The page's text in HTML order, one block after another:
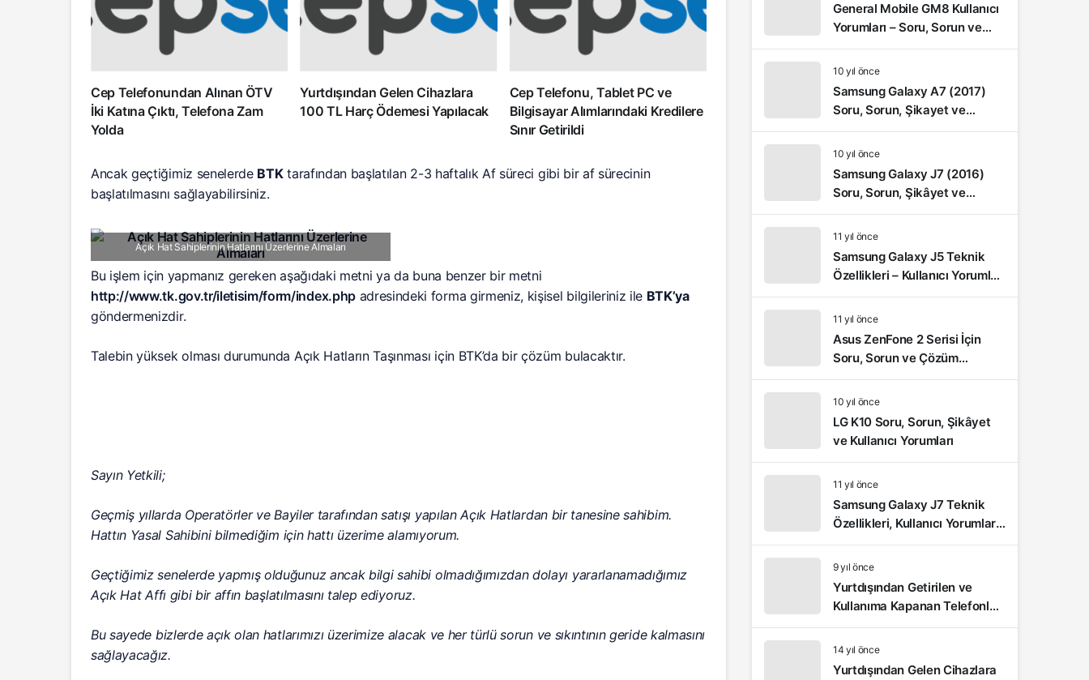
Cep Telefonundan Alınan ÖTV
İki Katına Çıktı, Telefona Zam
Yolda
Yurtdışından Gelen Cihazlara
100 TL Harç Ödemesi Yapılacak
Cep Telefonu, Tablet PC ve
Bilgisayar Alımlarındaki Kredilere
Sınır Getirildi
Ancak geçtiğimiz senelerde BTKtarafından başlatılan 2-3 haftalık Af süreci gibi bir af sürecinin
başlatılmasını sağlayabilirsiniz.
Açık Hat Sahiplerinin Hatlarını Üzerlerine Almaları
Bu işlem için yapmanız gereken aşağıdaki metni ya da buna benzer bir metni
http://www.tk.gov.tr/iletisim/form/index.phpadresindeki forma girmeniz, kişisel bilgileriniz ile BTK’ya
göndermenizdir.
Talebin yüksek olması durumunda Açık Hatların Taşınması için BTK’da bir çözüm bulacaktır.
Sayın Yetkili;
Geçmiş yıllarda Operatörler ve Bayiler tarafından satışı yapılan Açık Hatlardan bir tanesine sahibim.
Hattın Yasal Sahibini bilmediğim için hattı üzerime alamıyorum.
Geçtiğimiz senelerde yapmış olduğunuz ancak bilgi sahibi olmadığımızdan dolayı yararlanamadığımız
Açık Hat Affı gibi bir affın başlatılmasını talep ediyoruz.
Bu sayede bizlerde açık olan hatlarımızı üzerimize alacak ve her türlü sorun ve sıkıntının geride kalmasını
sağlayacağız.
General Mobile GM8 Kullanıcı
Yorumları – Soru, Sorun ve
Şikâyetler
10 yıl önce
Samsung Galaxy A7 (2017)
Soru, Sorun, Şikayet ve
Kullanıcı Yorumları
10 yıl önce
Samsung Galaxy J7 (2016)
Soru, Sorun, Şikâyet ve
Kullanıcı Yorumları
11 yıl önce
Samsung Galaxy J5 Teknik
Özellikleri – Kullanıcı Yorumları
(Video İnceleme)
11 yıl önce
Asus ZenFone 2 Serisi İçin
Soru, Sorun ve Çözüm
Önerileri
10 yıl önce
LG K10 Soru, Sorun, Şikâyet
ve Kullanıcı Yorumları
11 yıl önce
Samsung Galaxy J7 Teknik
Özellikleri, Kullanıcı Yorumları
ve Video İnceleme
9 yıl önce
Yurtdışından Getirilen ve
Kullanıma Kapanan Telefonlar
Nasıl Açılır?
14 yıl önce
Yurtdışından Gelen Cihazlara